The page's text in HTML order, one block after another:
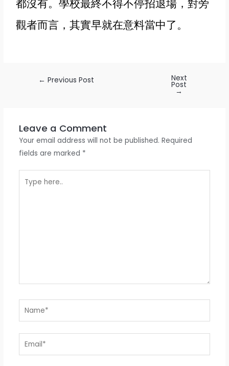
都沒有。學校最終不得不停招退場，對旁
觀者而言，其實早就在意料當中了。
← Previous Post Next
Post
→
Leave a Comment
Your email address will not be published. Required
fields are marked *
here..
Name*
Email*